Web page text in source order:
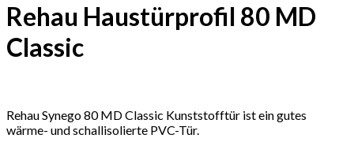
Rehau Haustürprofil 80 MD
Classic
Rehau Synego 80 MD Classic Kunststofftür ist ein gutes
wärme- und schallisolierte PVC-Tür.